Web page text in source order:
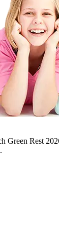
Green Rest
.